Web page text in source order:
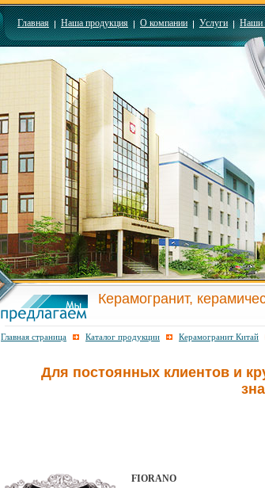
Главная Наша продукция О компании Услуги Наши
Керамогранит,
Главная страница Каталог продукции Керамогранит Китай
Для постоянных клиентов и
FIORANO